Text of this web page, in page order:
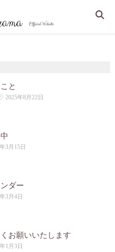
生デザイン
セッション
ング
と
2025年8月22日
3月15日
ダー
3月4日
お願いいたします
1月3日